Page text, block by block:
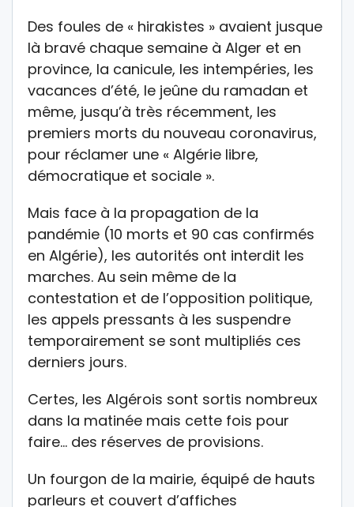
Des foules de « hirakistes » avaient jusque
là bravé chaque semaine à Alger et en
province, la canicule, les intempéries, les
vacances d’été, le jeûne du ramadan et
même, jusqu’à très récemment, les
premiers morts du nouveau coronavirus,
pour réclamer une « Algérie libre,
démocratique et sociale ».
Mais face à la propagation de la
pandémie (10 morts et 90 cas confirmés
en Algérie), les autorités ont interdit les
marches. Au sein même de la
contestation et de l’opposition politique,
les appels pressants à les suspendre
temporairement se sont multipliés ces
derniers jours.
Certes, les Algérois sont sortis nombreux
dans la matinée mais cette fois pour
faire… des réserves de provisions.
Un fourgon de la mairie, équipé de hauts
parleurs et couvert d’affiches